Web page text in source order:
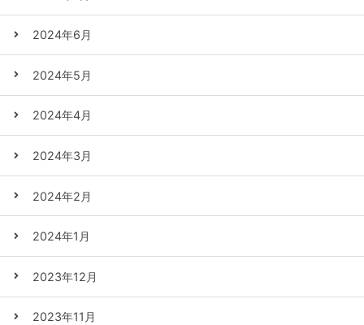
2024年6月
2024年5月
2024年4月
2024年3月
2024年2月
2024年1月
2023年12月
2023年11月